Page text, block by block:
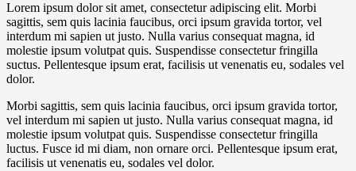
Lorem ipsum dolor sit amet, consectetur adipiscing elit. Morbi
sagittis, sem quis lacinia faucibus, orci ipsum gravida tortor, vel
interdum mi sapien ut justo. Nulla varius consequat magna, id
molestie ipsum volutpat quis. Suspendisse consectetur fringilla
suctus. Pellentesque ipsum erat, facilisis ut venenatis eu, sodales vel
dolor.
Morbi sagittis, sem quis lacinia faucibus, orci ipsum gravida tortor,
vel interdum mi sapien ut justo. Nulla varius consequat magna, id
molestie ipsum volutpat quis. Suspendisse consectetur fringilla
luctus. Fusce id mi diam, non ornare orci. Pellentesque ipsum erat,
facilisis ut venenatis eu, sodales vel dolor.